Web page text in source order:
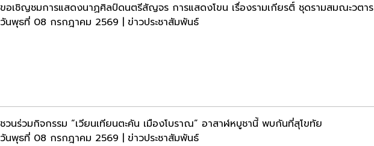
ขอเชิญชมการแสดงนาฏศิลป์ดนตรีสัญจร การแสดงโขน เรื่องรามเกียรติ์ ชุดรามสมณะวตาร
วันพุธที่ 08 กรกฎาคม 2569 | ข่าวประชาสัมพันธ์
ชวนร่วมกิจกรรม “เวียนเทียนตะคัน เมืองโบราณ” อาสาฬหบูชานี้ พบกันที่สุโขทัย
วันพุธที่ 08 กรกฎาคม 2569 | ข่าวประชาสัมพันธ์